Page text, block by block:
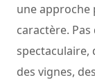
une approche
caractère.
spectaculaire,
des vignes,